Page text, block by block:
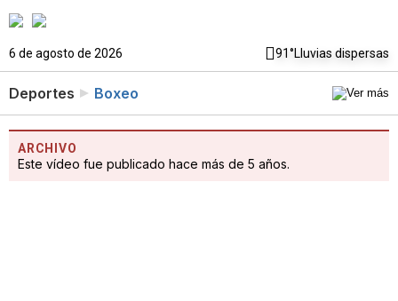
6 de agosto de 2026 91°Lluvias dispersas
Deportes Boxeo
ARCHIVO
Este vídeo fue publicado hace más de 5 años.